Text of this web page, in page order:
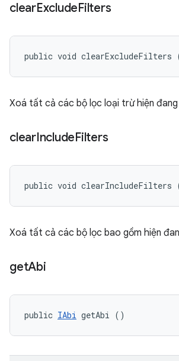
clearExcludeFilters
public void clearExcludeFilters
Xoá tất cả các bộ lọc loại trừ hiện
clearIncludeFilters
public void clearIncludeFilters
Xoá tất cả các bộ lọc bao gồm hiện
getAbi
public IAbi getAbi ()